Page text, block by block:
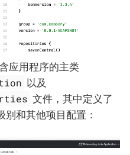
应用程序的主类
以及
文件，其中定义了
和其他项目配置：